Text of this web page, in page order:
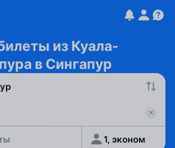
из Куала-
в Сингапур
1, эконом